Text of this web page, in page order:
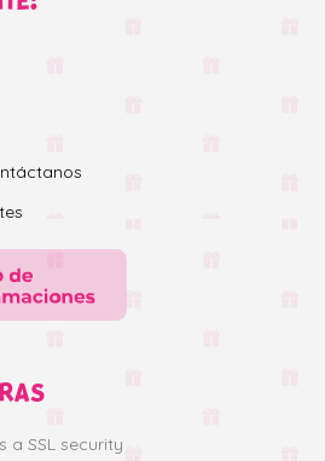
a SSL security